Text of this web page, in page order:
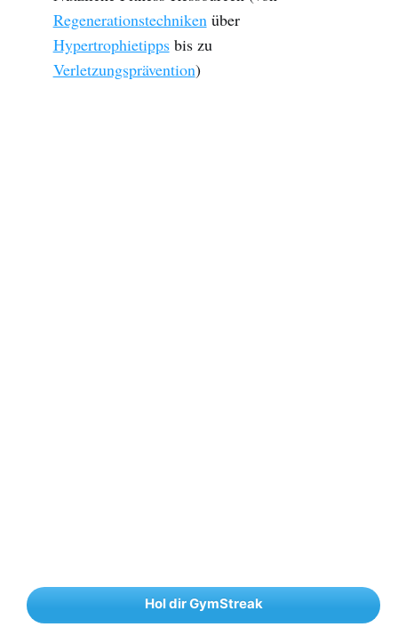
Regenerationstechniken über
Hypertrophietippsbis zu
Verletzungsprävention)
Hol dir GymStreak